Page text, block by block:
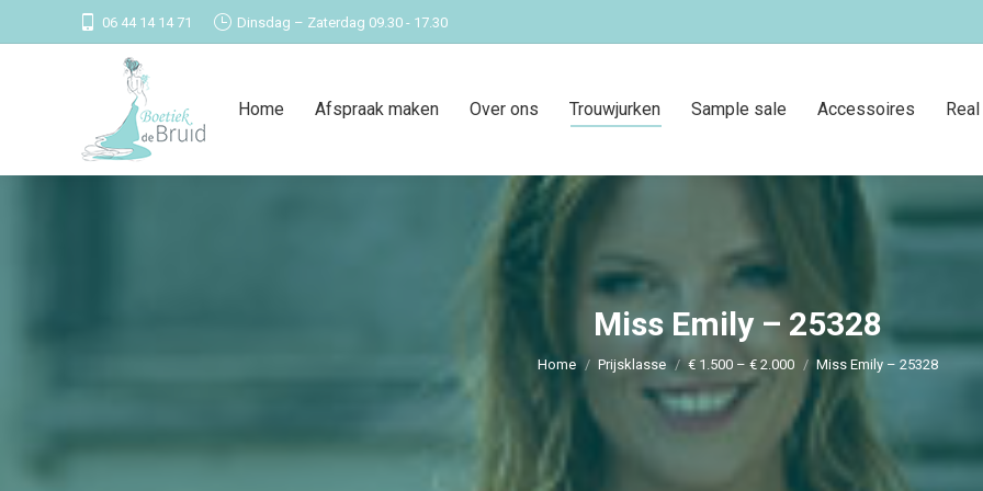
06 44 14 14 71 Dinsdag – Zaterdag 09.30 - 17.30
Home Afspraak maken Over ons Trouwjurken Sample sale Accessoires
Miss Emily – 25328
Je bent hier:
Home Prijsklasse € 1.500 – € 2.000 Miss Emily – 25328